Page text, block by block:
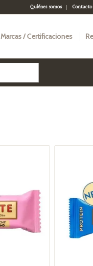
Quiénes somos Contacto
Marcas / Certificaciones